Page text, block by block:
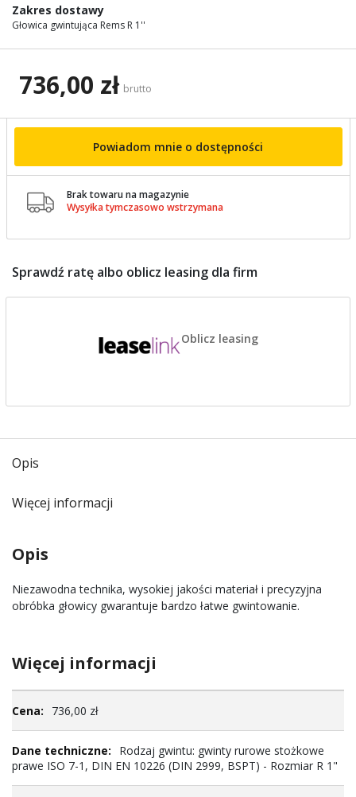
Zakres dostawy
Głowica gwintująca Rems R 1''
736,00 zł brutto
Powiadom mnie o dostępności

Brak towaru na magazynie
Wysyłka tymczasowo wstrzymana
Sprawdź ratę albo oblicz leasing dla firm
Oblicz leasing
Opis
Więcej informacji
Opis
Niezawodna technika, wysokiej jakości materiał i precyzyjna
obróbka głowicy gwarantuje bardzo łatwe gwintowanie.
Więcej informacji
informacji736,00 zł
Rodzaj gwintu: gwinty rurowe stożkowe
prawe ISO 7-1, DIN EN 10226 (DIN 2999, BSPT) - Rozmiar R 1"